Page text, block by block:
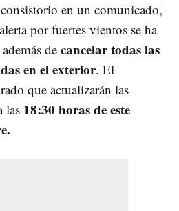
en un comunicado,
por fuertes vientos se ha
de cancelar todas las
en el exterior. El
que actualizarán las
las 18:30 horas de este